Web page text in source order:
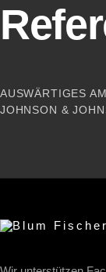
AUSWÄRTIGES
JOHNSON &